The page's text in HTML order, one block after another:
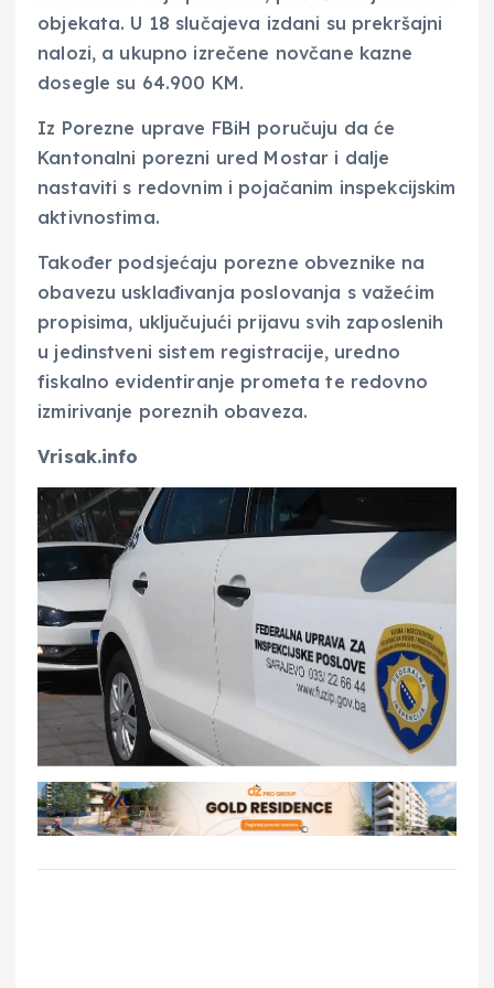
objekata. U 18 slučajeva izdani su prekršajni
nalozi, a ukupno izrečene novčane kazne
dosegle su 64.900 KM.
Iz Porezne uprave FBiH poručuju da će
Kantonalni porezni ured Mostar i dalje
nastaviti s redovnim i pojačanim inspekcijskim
aktivnostima.
Također podsjećaju porezne obveznike na
obavezu usklađivanja poslovanja s važećim
propisima, uključujući prijavu svih zaposlenih
u jedinstveni sistem registracije, uredno
fiskalno evidentiranje prometa te redovno
izmirivanje poreznih obaveza.
Vrisak.info